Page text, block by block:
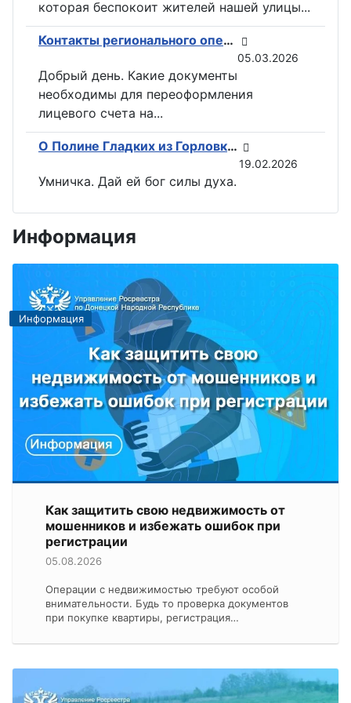
которая беспокоит жителей нашей улицы...
Контакты регионального оператора по вывозу ТКО ГУП «ДОНСНАБКОМПЛЕКТ» в Горловке
05.03.2026
Добрый день. Какие документы
необходимы для переоформления
лицевого счета на...
О Полине Гладких из Горловки снимут документальный фильм
19.02.2026
Умничка. Дай ей бог силы духа.
Информация
Информация
Как защитить свою недвижимость от
мошенников и избежать ошибок при
регистрации
05.08.2026
Операции с недвижимостью требуют особой
внимательности. Будь то проверка документов
при покупке квартиры, регистрация…